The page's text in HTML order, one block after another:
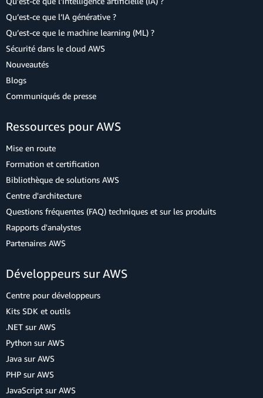
Qu’est-ce que l’IA générative ?
Qu’est-ce que le machine learning (ML) ?
Sécurité dans le cloud AWS
Nouveautés
Blogs
Communiqués de presse
Ressources pour AWS
Mise en route
Formation et certification
Bibliothèque de solutions AWS
Centre d'architecture
Questions fréquentes (FAQ) techniques et sur les produits
Rapports d'analystes
Partenaires AWS
Développeurs sur AWS
Centre pour développeurs
Kits SDK et outils
.NET sur AWS
Python sur AWS
Java sur AWS
PHP sur AWS
JavaScript sur AWS